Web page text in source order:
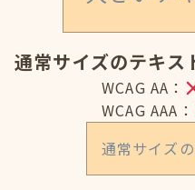
通常サイズのテキス
WCAG AA：
WCAG AAA：
通常サイズ